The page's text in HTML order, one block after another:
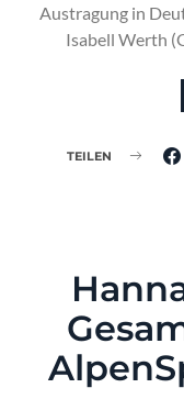
Austragung in
Isabell Werth
TEILEN